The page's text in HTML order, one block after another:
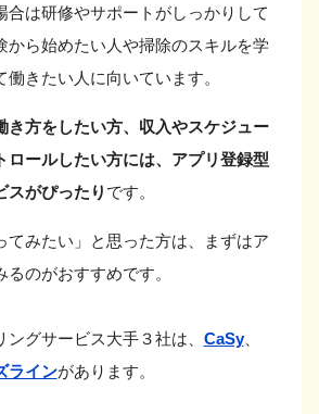
合は研修やサポートがしっかりして
から始めたい人や掃除のスキルを学
きたい人に向いています。
き方をしたい方、収入やスケジュー
ロールしたい方には、アプリ登録型
スがぴったり です。
てみたい」と思った方は、まずはア
のがおすすめです。
グサービス大手３社は、 CaSy、
ラインがあります。